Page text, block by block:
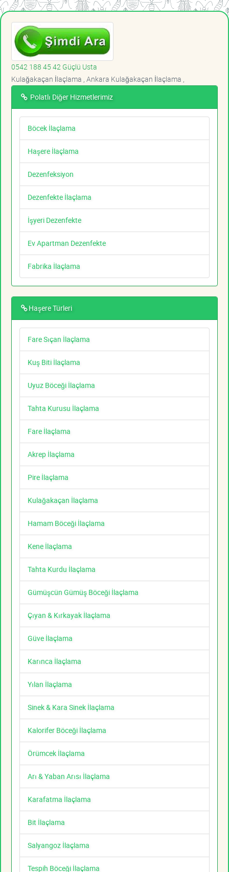
0542 188 45 42 Güçlü Usta
Kulağakaçan İlaçlama , Ankara Kulağakaçan İlaçlama ,
Polatlı Diğer Hizmetlerimiz
Böcek İlaçlama
Haşere İlaçlama
Dezenfeksiyon
Dezenfekte İlaçlama
İşyeri Dezenfekte
Ev Apartman Dezenfekte
Fabrika İlaçlama
Haşere Türleri
Fare Sıçan İlaçlama
Kuş Biti İlaçlama
Uyuz Böceği İlaçlama
Tahta Kurusu İlaçlama
Fare İlaçlama
Akrep İlaçlama
Pire İlaçlama
Kulağakaçan İlaçlama
Hamam Böceği İlaçlama
Kene İlaçlama
Tahta Kurdu İlaçlama
Gümüşcün Gümüş Böceği İlaçlama
Çıyan & Kırkayak İlaçlama
Güve İlaçlama
Karınca İlaçlama
Yılan İlaçlama
Sinek & Kara Sinek İlaçlama
Kalorifer Böceği İlaçlama
Örümcek İlaçlama
Arı & Yaban Arısı İlaçlama
Karafatma İlaçlama
Bit İlaçlama
Salyangoz İlaçlama
Tespih Böceği İlaçlama